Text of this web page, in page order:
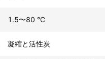
1.5〜80 °C
凝縮と活性炭